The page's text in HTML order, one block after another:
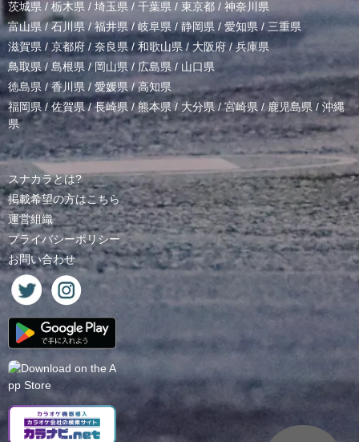
茨城県 / 栃木県 / 埼玉県 / 千葉県 / 東京都 / 神奈川県
富山県 /石川県/福井県/岐阜県 / 静岡県 / 愛知県 / 三重県
滋賀県 / 京都府 / 奈良県 / 和歌山県/ 大阪府 /兵庫県
鳥取県/ 島根県 /岡山県/ 広島県 / 山口県
徳島県 /香川県 / 愛媛県/高知県
福岡県/佐賀県/長崎県 /熊本県/ 大分県/宮崎県 /鹿児島県 / 沖縄
県
スナカラとは?
掲載希望の方はこちら
運営組織
プライバシーポリシー
お問い合わせ